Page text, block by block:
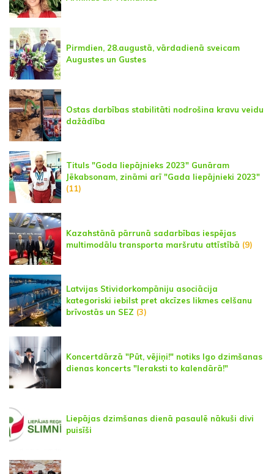
Pirmdien, 28.augustā, vārdadienā sveicam
Augustes un Gustes
Ostas darbības stabilitāti nodrošina kravu veidu
dažādība
Tituls "Goda liepājnieks 2023" Gunāram
Jēkabsonam, zināmi arī "Gada liepājnieki 2023"
(11)
Kazahstānā pārrunā sadarbības iespējas
multimodālu transporta maršrutu attīstībā (9)
Latvijas Stividorkompāniju asociācija
kategoriski iebilst pret akcīzes likmes celšanu
brīvostās un SEZ (3)
Koncertdārzā "Pūt, vējiņi!" notiks Igo dzimšanas
dienas koncerts "Ieraksti to kalendārā!"
Liepājas dzimšanas dienā pasaulē nākuši divi
puisīši